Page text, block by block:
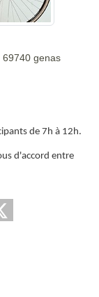
69740 genas
de 7h à 12h.
d'accord entre